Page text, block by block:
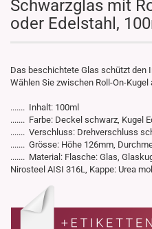
Schwarzglas mit
oder Edelstahl,
Das beschichtete Glas schützt den
Wählen Sie zwischen Roll-On-
....... Inhalt: 100ml
....... Farbe: Deckel schwarz, Kugel
....... Verschluss: Drehverschluss
....... Grösse: Höhe 126mm,
....... Material: Flasche: Glas,
Nirosteel AISI 316L, Kappe: Urea